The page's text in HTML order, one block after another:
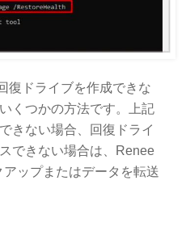
復ドライブを作成できな
くつかの方法です。上記
きない場合、回復ドライ
できない場合は、Renee
ップまたはデータを転送